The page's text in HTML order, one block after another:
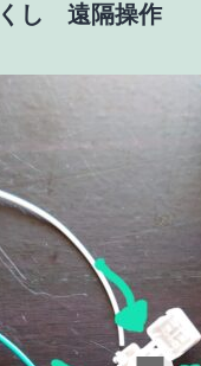
くし 遠隔操作